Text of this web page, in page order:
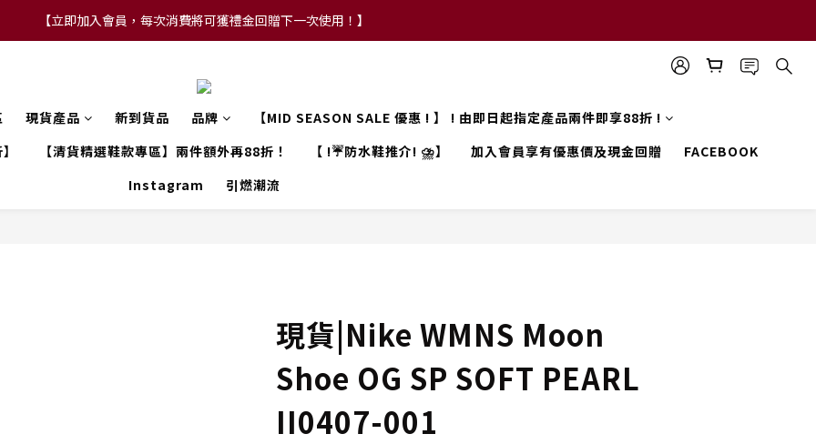
【FLASH SALE 兩件指定現貨產品即享88折】
【立即加入會員，每次消費將可獲禮金回贈下一次使用！】
現貨產品 新到貨品 品牌
【MID SEASON SALE 優惠 ! 】 ! 由即日起指定產品兩件即享88折 !
【清貨精選鞋款專區】兩件額外再88折！ 【 !☔防水鞋推介! ⛈️】 加入會員享有優惠價及現金回贈
FACEBOOK
Instagram
引燃潮流
現貨|Nike WMNS Moon
Shoe OG SP SOFT PEARL
II0407-001